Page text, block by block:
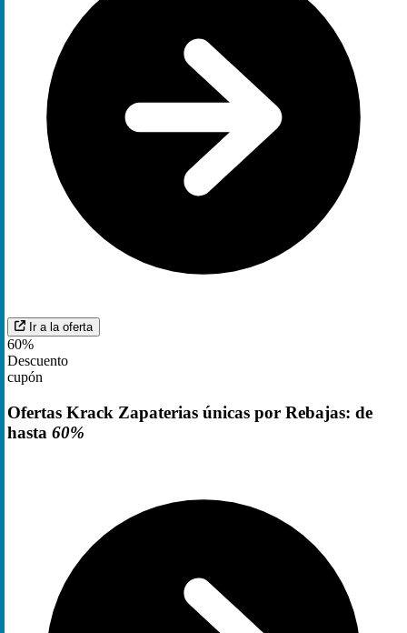
Ir a la oferta
60%
Descuento
cupón
Ofertas Krack Zapaterias únicas por Rebajas: de
hasta 60%